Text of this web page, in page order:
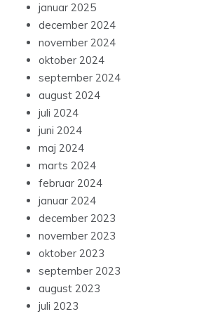
januar 2025
december 2024
november 2024
oktober 2024
september 2024
august 2024
juli 2024
juni 2024
maj 2024
marts 2024
februar 2024
januar 2024
december 2023
november 2023
oktober 2023
september 2023
august 2023
juli 2023